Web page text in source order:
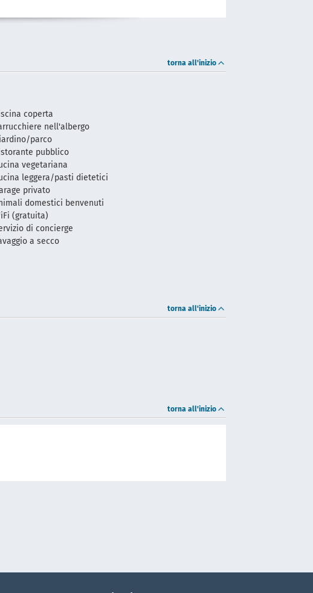
torna all'inizio
coperta
nell'albergo
parco
pubblico
vegetariana
leggera/pasti dietetici
privato
domestici benvenuti
(gratuita)
di concierge
a secco
torna all'inizio
torna all'inizio